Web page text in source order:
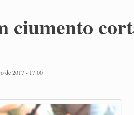
ciumento
de 2017 - 17:00